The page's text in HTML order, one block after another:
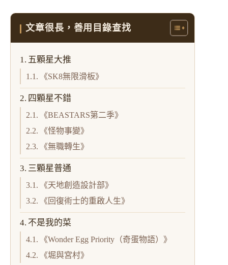
文章很長，善用目錄查找
五顆星大推
《SK8無限滑板》
四顆星不錯
《BEASTARS第二季》
《怪物事變》
《無職轉生》
三顆星普通
《天地創造設計部》
《回復術士的重啟人生》
不是我的菜
《Wonder Egg Priority（奇蛋物語）》
《堀與宮村》